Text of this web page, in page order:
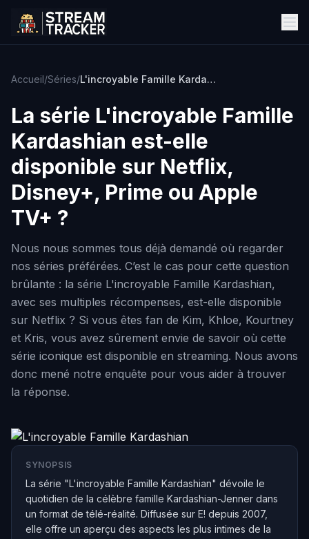
Accueil/Séries/ L'incroyable Famille Kardashian
La série L'incroyable Famille
Kardashian est-elle
disponible sur Netflix,
Disney+, Prime ou Apple
TV+ ?
Nous nous sommes tous déjà demandé où regarder
nos séries préférées. C’est le cas pour cette question
brûlante : la série L'incroyable Famille Kardashian,
avec ses multiples récompenses, est-elle disponible
sur Netflix ? Si vous êtes fan de Kim, Khloe, Kourtney
et Kris, vous avez sûrement envie de savoir où cette
série iconique est disponible en streaming. Nous avons
donc mené notre enquête pour vous aider à trouver
la réponse.
SYNOPSIS
La série "L'incroyable Famille Kardashian" dévoile le
quotidien de la célèbre famille Kardashian-Jenner dans
un format de télé-réalité. Diffusée sur E! depuis 2007,
elle offre un aperçu des aspects les plus intimes de la